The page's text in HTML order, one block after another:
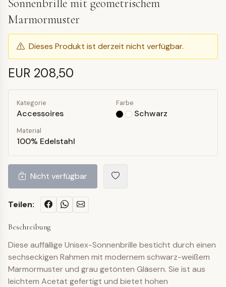
Sonnenbrille mit geometrischem
Marmormuster
Dieses Produkt ist derzeit nicht verfügbar.
EUR 208,50
Kategorie
Accessoires
Farbe
Schwarz
Material
100% Edelstahl
Nicht verfügbar
Teilen:
Beschreibung
Diese auffällige Unisex-Sonnenbrille besticht durch einen
sechseckigen Rahmen mit modernem schwarz-weißem
Marmormuster und grau getönten Gläsern. Sie ist aus
leichtem Acetat gefertigt und bietet hohen